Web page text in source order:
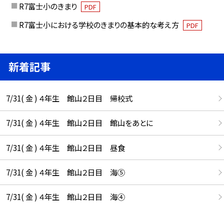
R7富士小のきまり PDF
R7富士小における学校のきまりの基本的な考え方 PDF
新着記事
7/31( 金 ) ４年生 館山２日目 帰校式
7/31( 金 ) ４年生 館山２日目 館山をあとに
7/31( 金 ) ４年生 館山２日目 昼食
7/31( 金 ) ４年生 館山２日目 海⑤
7/31( 金 ) ４年生 館山２日目 海④